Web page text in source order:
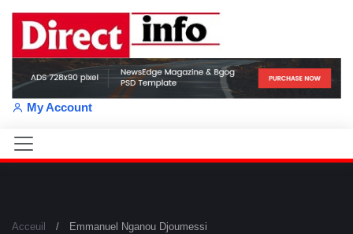
My Account
Acceuil Emmanuel Nganou Djoumessi